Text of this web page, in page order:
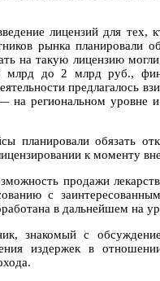
лицензий для
рынка планировали
на такую лицензию
млрд до 2 млрд руб.,
предлагалось
на региональном
планировали обязать
к моменту
продажи
с
в дальнейшем на
знакомый с
издержек в